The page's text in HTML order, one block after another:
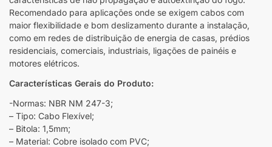
Recomendado para aplicações onde se exigem cabos com
maior flexibilidade e bom deslizamento durante a instalação,
como em redes de distribuição de energia de casas, prédios
residenciais, comerciais, industriais, ligações de painéis e
motores elétricos.
Características Gerais do Produto:
-Normas: NBR NM 247-3;
– Tipo: Cabo Flexível;
– Bitola: 1,5mm;
– Material: Cobre isolado com PVC;